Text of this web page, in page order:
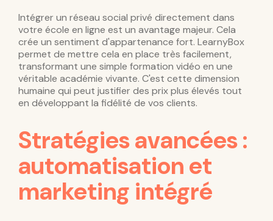
Intégrer un réseau social privé directement dans
votre école en ligne est un avantage majeur. Cela
crée un sentiment d'appartenance fort. LearnyBox
permet de mettre cela en place très facilement,
transformant une simple formation vidéo en une
véritable académie vivante. C'est cette dimension
humaine qui peut justifier des prix plus élevés tout
en développant la fidélité de vos clients.
Stratégies avancées :
automatisation et
marketing intégré